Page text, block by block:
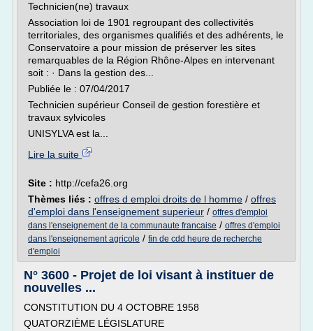
Technicien(ne) travaux
Association loi de 1901 regroupant des collectivités
territoriales, des organismes qualifiés et des adhérents, le
Conservatoire a pour mission de préserver les sites
remarquables de la Région Rhône-Alpes en intervenant
soit : · Dans la gestion des...
Publiée le : 07/04/2017
Technicien supérieur Conseil de gestion forestière et
travaux sylvicoles
UNISYLVA est la...
Lire la suite
Site : http://cefa26.org
Thèmes liés : offres d emploi droits de l homme / offres
d'emploi dans l'enseignement superieur / offres d'emploi
dans l'enseignement de la communaute francaise / offres d'emploi
dans l'enseignement agricole / fin de cdd heure de recherche
d'emploi
N° 3600 - Projet de loi visant à instituer de
nouvelles ...
CONSTITUTION DU 4 OCTOBRE 1958
QUATORZIÈME LÉGISLATURE